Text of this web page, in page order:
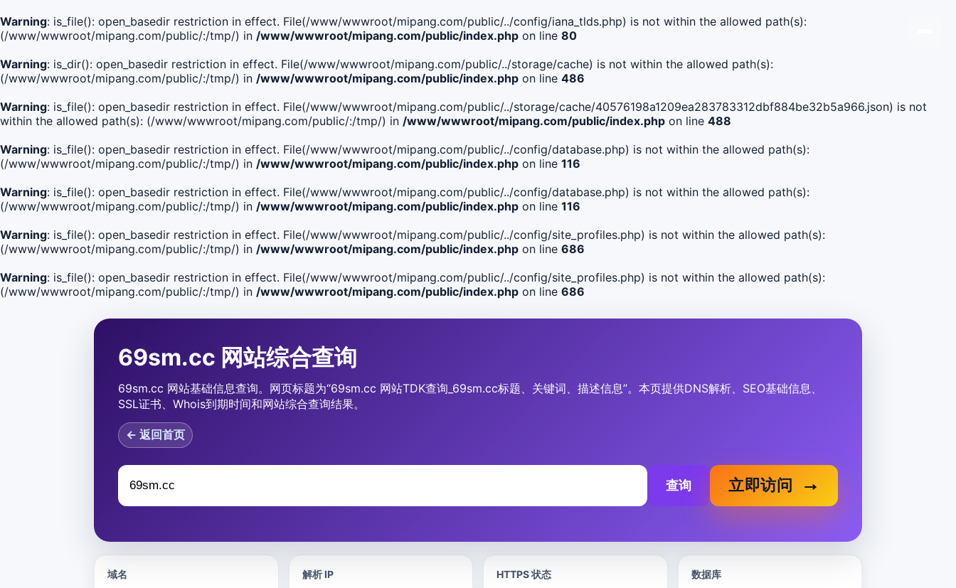
Warning: is_file(): open_basedir restriction in effect. File(/www/wwwroot/mipang.com/public/../config/iana_tlds.php) is not within the allowed path(s):
(/www/wwwroot/mipang.com/public/:/tmp/) in /www/wwwroot/mipang.com/public/index.php on line 80
Warning: is_dir(): open_basedir restriction in effect. File(/www/wwwroot/mipang.com/public/../storage/cache) is not within the allowed path(s):
(/www/wwwroot/mipang.com/public/:/tmp/) in /www/wwwroot/mipang.com/public/index.php on line 486
Warning: is_file(): open_basedir restriction in effect. File(/www/wwwroot/mipang.com/public/../storage/cache/40576198a1209ea283783312dbf884be32b5a966.json) is not
within the allowed path(s): (/www/wwwroot/mipang.com/public/:/tmp/) in /www/wwwroot/mipang.com/public/index.php on line 488
Warning: is_file(): open_basedir restriction in effect. File(/www/wwwroot/mipang.com/public/../config/database.php) is not within the allowed path(s):
(/www/wwwroot/mipang.com/public/:/tmp/) in /www/wwwroot/mipang.com/public/index.php on line 116
Warning: is_file(): open_basedir restriction in effect. File(/www/wwwroot/mipang.com/public/../config/database.php) is not within the allowed path(s):
(/www/wwwroot/mipang.com/public/:/tmp/) in /www/wwwroot/mipang.com/public/index.php on line 116
Warning: is_file(): open_basedir restriction in effect. File(/www/wwwroot/mipang.com/public/../config/site_profiles.php) is not within the allowed path(s):
(/www/wwwroot/mipang.com/public/:/tmp/) in /www/wwwroot/mipang.com/public/index.php on line 686
Warning: is_file(): open_basedir restriction in effect. File(/www/wwwroot/mipang.com/public/../config/site_profiles.php) is not within the allowed path(s):
(/www/wwwroot/mipang.com/public/:/tmp/) in /www/wwwroot/mipang.com/public/index.php on line 686
69sm.cc 网站综合查询
69sm.cc 网站基础信息查询。网页标题为“69sm.cc 网站TDK查询_69sm.cc标题、关键词、描述信息”。本页提供DNS解析、SEO基础信息、
SSL证书、Whois到期时间和网站综合查询结果。
← 返回首页
查询 立即访问
域名 解析 IP HTTPS 状态 数据库